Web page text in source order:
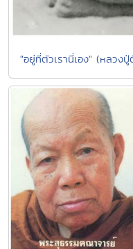
"อยู่ที่ตัวเรานี่เอง" (หลวง